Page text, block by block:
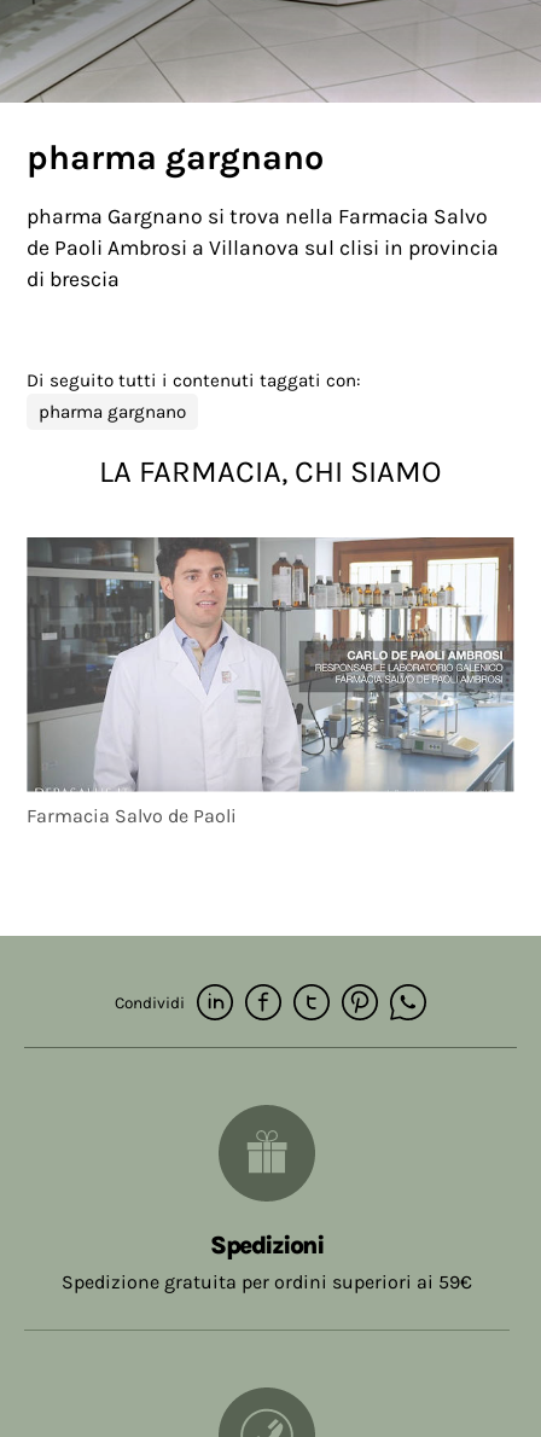
pharma gargnano
pharma Gargnano si trova nella Farmacia Salvo
de Paoli Ambrosi a Villanova sul clisi in provincia
di brescia
Di seguito tutti i contenuti taggati con:
pharma gargnano
LA FARMACIA, CHI SIAMO
Farmacia Salvo de Paoli
Condividi
Spedizioni
Spedizione gratuita per ordini superiori ai 59€